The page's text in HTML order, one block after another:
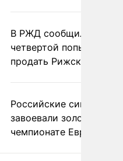
В РЖД сообщили о
четвертой попытке
продать Рижский
Российские
завоевали золото на
чемпионате Европы